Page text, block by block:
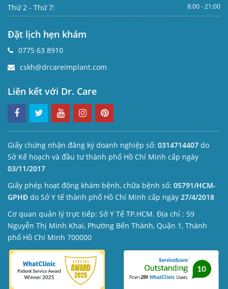
Thứ 2 - Thứ 7: 8:00 - 21:00
Đặt lịch hẹn khám
0775 63 8910
cskh@drcareimplant.com
Liên kết với Dr. Care
Giấy chứng nhận đăng ký doanh nghiệp số: 0314714407 do
Sở Kế hoạch và đầu tư thành phố Hồ Chí Minh cấp ngày
03/11/2017
Giấy phép hoạt động khám bệnh, chữa bệnh số: 05791/HCM-
GPHĐ do Sở Y tế thành phố Hồ Chí Minh cấp ngày 27/4/2018
Cơ quan quản lý trực tiếp: Sở Y Tế TP.HCM. Địa chỉ : 59
Nguyễn Thị Minh Khai, Phường Bến Thành, Quận 1, Thành
phố Hồ Chí Minh 700000